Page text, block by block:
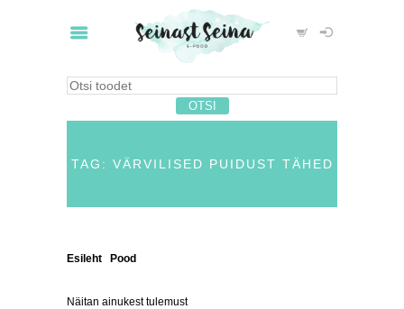
TAG: VÄRVILISED PUIDUST TÄHED
Esileht Pood
Näitan ainukest tulemust